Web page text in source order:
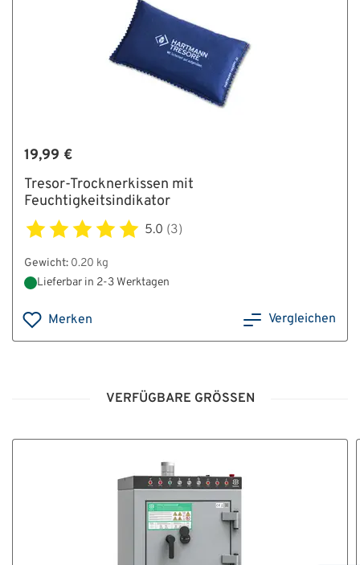
19,99 €
Tresor-Trocknerkissen mit
Feuchtigkeitsindikator
5.0 (3)
Gewicht: 0.20 kg
Lieferbar in 2-3 Werktagen
Merken Vergleichen
VERFÜGBARE GRÖSSEN